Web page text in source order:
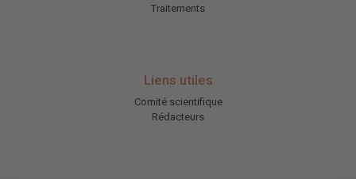
Traitements
Liens utiles
Comité scientifique
Rédacteurs